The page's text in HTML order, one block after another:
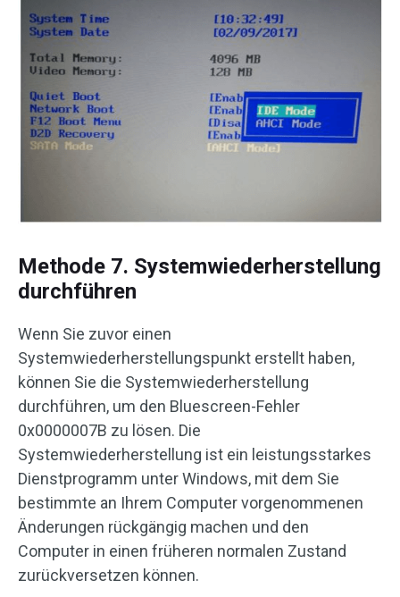
Methode 7. Systemwiederherstellung
durchführen
Wenn Sie zuvor einen
Systemwiederherstellungspunkt erstellt haben,
können Sie die Systemwiederherstellung
durchführen, um den Bluescreen-Fehler
0x0000007B zu lösen. Die
Systemwiederherstellung ist ein leistungsstarkes
Dienstprogramm unter Windows, mit dem Sie
bestimmte an Ihrem Computer vorgenommenen
Änderungen rückgängig machen und den
Computer in einen früheren normalen Zustand
zurückversetzen können.